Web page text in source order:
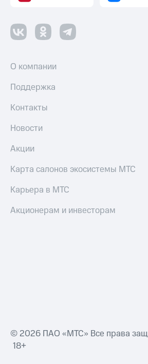
О компании
Поддержка
Контакты
Новости
Акции
Карта салонов экосистемы МТС
Карьера в МТС
Акционерам и инвесторам
© 2026 ПАО «МТС» Все права
18+